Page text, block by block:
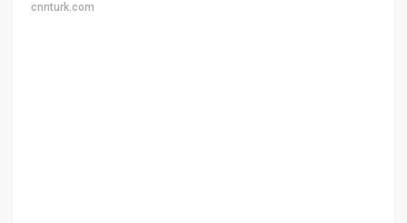
cnnturk.com